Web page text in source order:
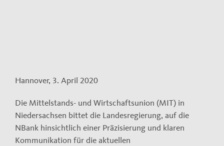
Hannover, 3. April 2020
Die Mittelstands- und Wirtschaftsunion (MIT) in
Niedersachsen bittet die Landesregierung, auf die
NBank hinsichtlich einer Präzisierung und klaren
Kommunikation für die aktuellen